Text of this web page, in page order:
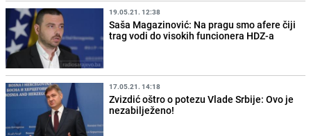
19.05.21. 12:38
Saša Magazinović: Na pragu smo afere čiji
trag vodi do visokih funcionera HDZ-a
17.05.21. 14:18
Zvizdić oštro o potezu Vlade Srbije: Ovo je
nezabilježeno!